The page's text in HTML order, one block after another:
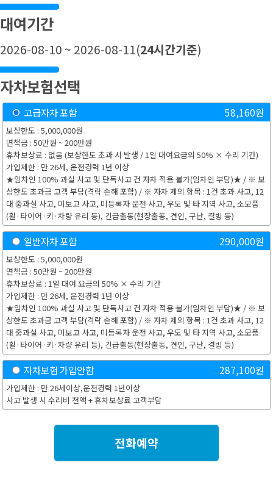
대여기간
2026-08-10 ~ 2026-08-11(24시간기준)
자차보험선택
고급자차 포함 58,160원
보상한도 : 5,000,000원
면책금 : 50만원 ~ 200만원
휴차보상료 : 없음 (보상한도 초과 시 발생 / 1일 대여요금의 50% × 수리 기간)
가입제한 : 만 26세, 운전경력 1년 이상
★임차인 100% 과실 사고 및 단독사고 건 자차 적용 불가(임차인 부담)★ / ※ 보
상한도 초과금 고객 부담(격락 손해 포함) / ※ 자차 제외 항목 : 1건 초과 사고, 12
대 중과실 사고, 미보고 사고, 미등록자 운전 사고, 우도 및 타 지역 사고, 소모품
(휠·타이어·키·차량 유리 등), 긴급출동(현장출동, 견인, 구난, 결빙 등)
일반자차 포함 290,000원
보상한도 : 5,000,000원
면책금 : 50만원 ~ 200만원
휴차보상료 : 1일 대여 요금의 50% × 수리 기간
가입제한 : 만 26세, 운전경력 1년 이상
★임차인 100% 과실 사고 및 단독사고 건 자차 적용 불가(임차인 부담)★ / ※ 보
상한도 초과금 고객 부담(격락 손해 포함) / ※ 자차 제외 항목 : 1건 초과 사고, 12
대 중과실 사고, 미보고 사고, 미등록자 운전 사고, 우도 및 타 지역 사고, 소모품
(휠·타이어·키·차량 유리 등), 긴급출동(현장출동, 견인, 구난, 결빙 등)
자차보험 가입안함 287,100원
가입제한 : 만 26세이상,운전경력 1년이상
사고 발생 시 수리비 전액 + 휴차보상료 고객부담
전화예약